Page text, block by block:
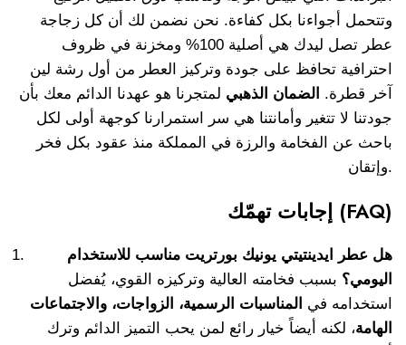
وتتحمل أجواءنا بكل كفاءة. نحن نضمن لك أن كل زجاجة
عطر تصل ليدك هي أصلية 100% ومخزنة في ظروف
احترافية تحافظ على جودة وتركيز العطر من أول رشة لين
آخر قطرة. الضمان الذهبي لمتجرنا هو عهدنا الدائم معك بأن
جودتنا لا تتغير وأمانتنا هي سر استمرارنا كوجهة أولى لكل
باحث عن الفخامة والرزة في المملكة منذ عقود بكل فخر
وإتقان.
إجابات تهمّك (FAQ)
هل عطر ايدينتيتي يونيك بورتريت مناسب للاستخدام
اليومي؟ بسبب فخامته العالية وتركيزه القوي، يُفضل
استخدامه في المناسبات الرسمية، الزواجات، والاجتماعات
الهامة، لكنه أيضاً خيار رائع لمن يحب التميز الدائم وترك